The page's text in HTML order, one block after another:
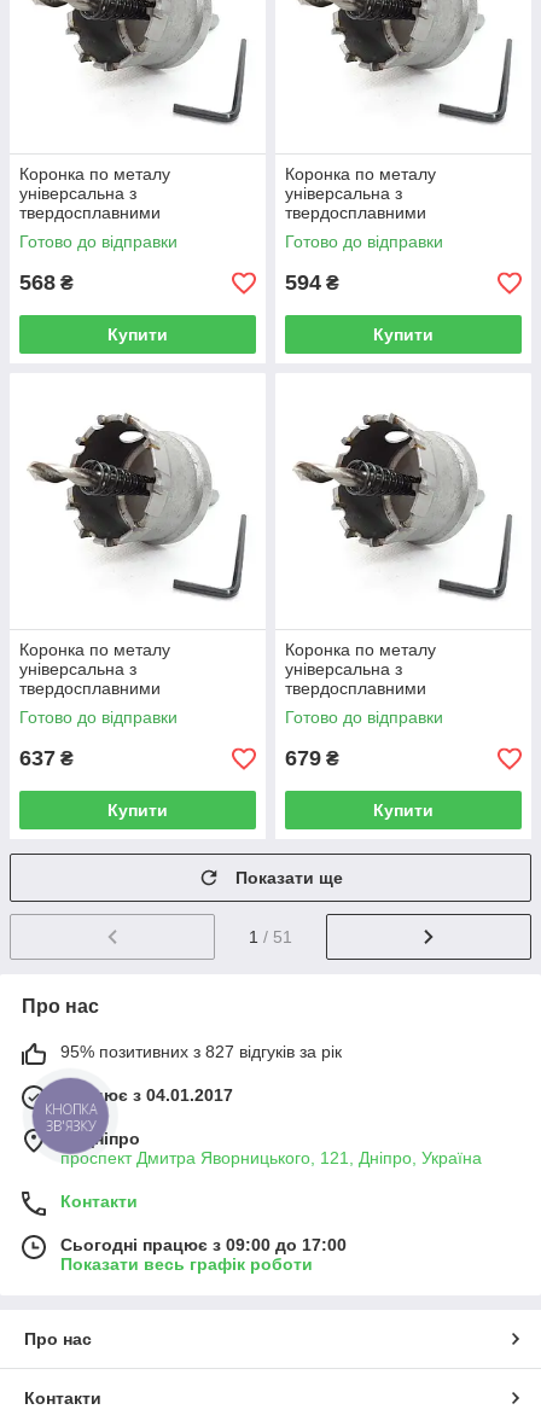
Коронка по металу
універсальна з
твердосплавними
напайками, Rapide 67 мм
(R0439)
Готово до відправки
568 ₴
Купити
Коронка по металу
універсальна з
твердосплавними
напайками, Rapide 70 мм
(R0440)
Готово до відправки
594 ₴
Купити
Коронка по металу
універсальна з
твердосплавними
напайками, Rapide 75 мм
(R0441)
Готово до відправки
637 ₴
Купити
Коронка по металу
універсальна з
твердосплавними
напайками, Rapide 80 мм
(R0442)
Готово до відправки
679 ₴
Купити
Показати ще
1 / 51
Про нас
95% позитивних з 827 відгуків за рік
Працює з 04.01.2017
м. Дніпро
проспект Дмитра Яворницького, 121, Дніпро, Україна
Контакти
Сьогодні працює з 09:00 до 17:00
Показати весь графік роботи
Про нас
Контакти
КНОПКА
ЗВ'ЯЗКУ